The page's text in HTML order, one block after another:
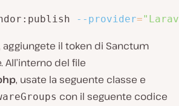
--provider=
il token di Sanctum
del file
, usate la seguente classe e
con il seguente codice